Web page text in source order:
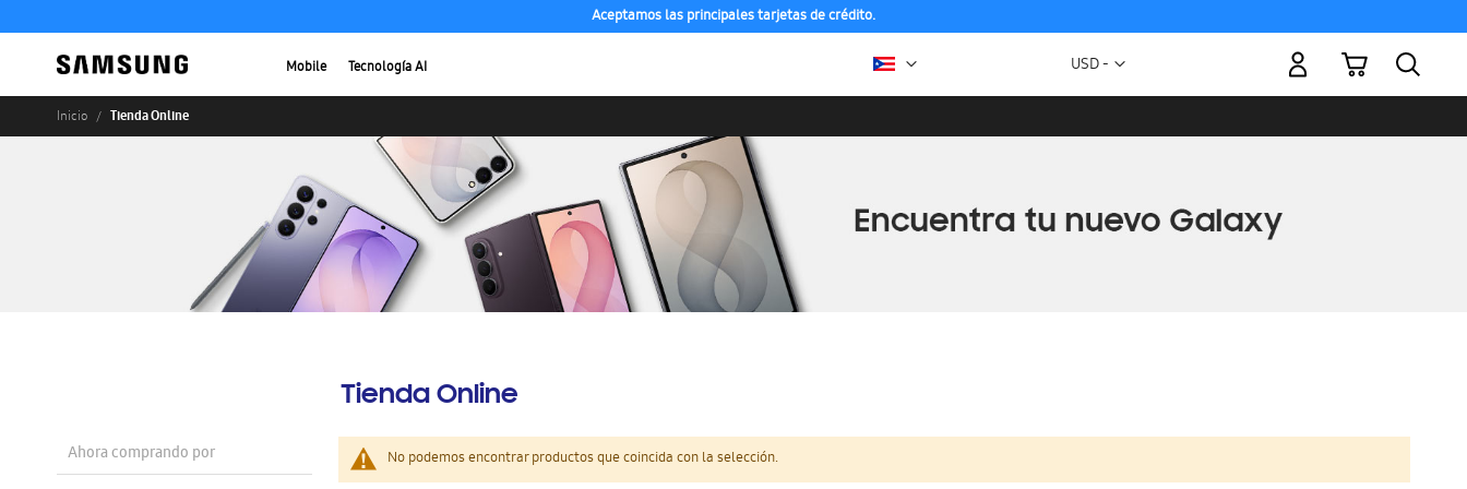
Aceptamos las principales tarjetas de crédito.
Mobile Tecnología AI Moneda
USD -
Mi carrito
Inicio Tienda Online
Tienda Online
No podemos encontrar productos que coincida con la selección.
Ahora comprando por